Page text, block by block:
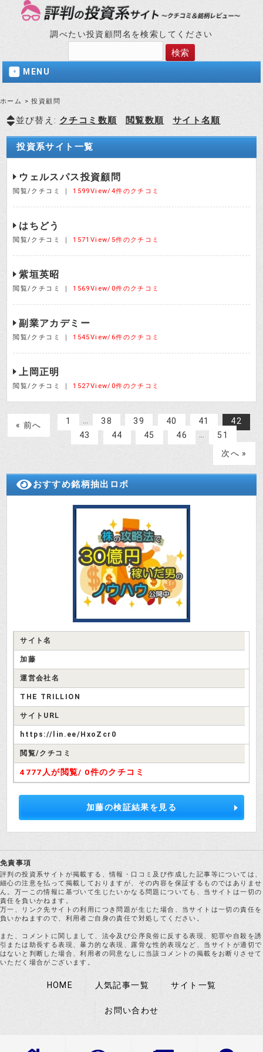
調べたい投資顧問名を検索してください
MENU
ホーム >投資顧問
並び替え: クチコミ数順 閲覧数順 サイト名順
投資系サイト一覧
ウェルスパス投資顧問
閲覧/クチコミ ｜1599View/4件のクチコミ
はちどう
閲覧/クチコミ ｜1571View/5件のクチコミ
紫垣英昭
閲覧/クチコミ ｜1569View/0件のクチコミ
副業アカデミー
閲覧/クチコミ ｜1545View/6件のクチコミ
上岡正明
閲覧/クチコミ ｜1527View/0件のクチコミ
« 前へ 1 … 38 39 40 41
42
43
44 45 46 …
51
次へ »
おすすめ銘柄抽出ロボ
サイト名
加藤
運営会社名
THE TRILLION
サイトURL
https://lin.ee/HxoZcr0
閲覧/クチコミ
4777人が閲覧/ 0件のクチコミ
加藤の検証結果を見る
免責事項
評判の投資系サイトが掲載する、情報・口コミ及び作成した記事等については、
細心の注意を払って掲載しておりますが、その内容を保証するものではありませ
ん。万一この情報に基づいて生じたいかなる問題についても、当サイトは一切の
責任を負いかねます。
万一、リンク先サイトの利用につき問題が生じた場合、当サイトは一切の責任を
負いかねますので、利用者ご自身の責任で対処してください。
また、コメントに関しまして、法令及び公序良俗に反する表現、犯罪や自殺を誘
引または助長する表現、暴力的な表現、露骨な性的表現など、当サイトが適切で
はないと判断した場合、利用者の同意なしに当該コメントの掲載をお断りさせて
いただく場合がございます。
HOME 人気記事一覧 サイト一覧
お問い合わせ